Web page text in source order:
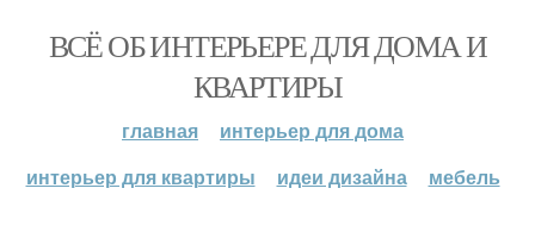
ВСЁ ОБ ИНТЕРЬЕРЕ ДЛЯ ДОМА И
КВАРТИРЫ
главная
интерьер для дома
интерьер для квартиры
идеи дизайна мебель